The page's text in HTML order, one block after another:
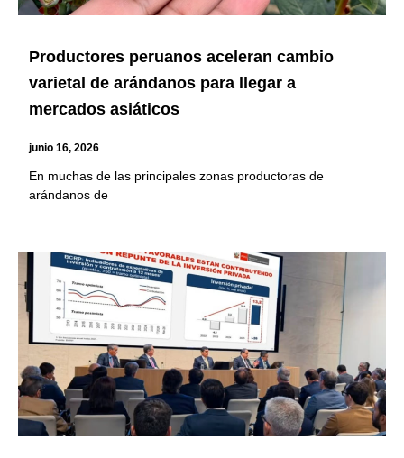
Productores peruanos aceleran cambio
varietal de arándanos para llegar a
mercados asiáticos
junio 16, 2026
En muchas de las principales zonas productoras de
arándanos de